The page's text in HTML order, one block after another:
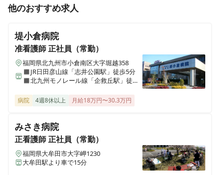
他のおすすめ求人
堤小倉病院
准看護師正社員（常勤）
福岡県北九州市小倉南区大字堀越358
◼︎JR日田彦山線「志井公園駅」徒歩5分
◼︎北九州モノレール線「企救丘駅」徒歩8
病院 4週8休以上 月給18万円〜30.3万円
みさき病院
正看護師正社員（常勤）
福岡県大牟田市大字岬1230
大牟田駅より車で15分